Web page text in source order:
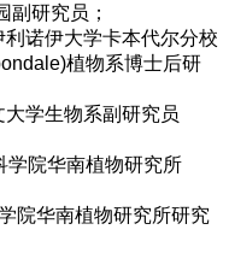
副研究员；
诺伊大学卡本代尔分校
植物系博士后研
学生物系副研究员
学院华南植物研究所
院华南植物研究所研究